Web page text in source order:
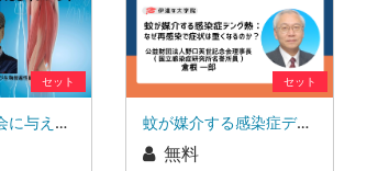
セット
筋力低下が社会に与えるインパクト
セット
蚊が媒介する感染症デング熱：なぜ再感染で症状は重くなるのか？
無料